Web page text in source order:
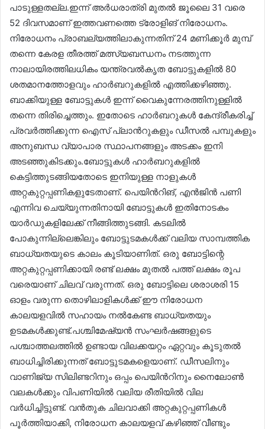
പാടുള്ളതല്ല.ഇന്ന് അർധരാത്രി മുതൽ ജൂലൈ 31 വരെ
52 ദിവസമാണ് ഇത്തവണത്തെ ട്രോളിങ് നിരോധനം.
നിരോധനം പ്രാബല്യത്തിലാകുന്നതിന് 24 മണിക്കൂർ മുമ്പ്
തന്നെ കേരള തീരത്ത് മത്സ്യബന്ധനം നടത്തുന്ന
നാലായിരത്തിലധികം യന്ത്രവൽകൃത ബോട്ടുകളിൽ 80
ശതമാനത്തോളവും ഹാർബറുകളിൽ എത്തിക്കഴിഞ്ഞു.
ബാക്കിയുള്ള ബോട്ടുകൾ ഇന്ന് വൈകുന്നേരത്തിനുള്ളിൽ
തന്നെ തിരിച്ചെത്തും. ഇതോടെ ഹാർബറുകൾ കേന്ദ്രീകരിച്ച്
പ്രവർത്തിക്കുന്ന ഐസ് പ്ലാൻറുകളും ഡീസൽ പമ്പുകളും
അനുബന്ധ വ്യാപാര സ്ഥാപനങ്ങളും അടക്കം ഇനി
അടഞ്ഞുകിടക്കും.ബോട്ടുകൾ ഹാർബറുകളിൽ
കെട്ടിത്തുടങ്ങിയതോടെ ഇനിയുള്ള നാളുകൾ
അറ്റകുറ്റപ്പണികളുടേതാണ്. പെയിൻറിങ്, എൻജിൻ പണി
എന്നിവ ചെയ്യുന്നതിനായി ബോട്ടുകൾ ഇതിനോടകം
യാർഡുകളിലേക്ക് നീങ്ങിത്തുടങ്ങി. കടലിൽ
പോകുന്നില്ലെങ്കിലും ബോട്ടുടമകൾക്ക് വലിയ സാമ്പത്തിക
ബാധ്യതയുടെ കാലം കൂടിയാണിത്. ഒരു ബോട്ടിന്റെ
അറ്റകുറ്റപ്പണിക്കായി രണ്ട് ലക്ഷം മുതൽ പത്ത് ലക്ഷം രൂപ
വരെയാണ് ചിലവ് വരുന്നത്. ഒരു ബോട്ടിലെ ശരാശരി 15
ഓളം വരുന്ന തൊഴിലാളികൾക്ക് ഈ നിരോധന
കാലയളവിൽ സഹായം നൽകേണ്ട ബാധ്യതയും
ഉടമകൾക്കുണ്ട്.പശ്ചിമേഷ്യൻ സംഘർഷങ്ങളുടെ
പശ്ചാത്തലത്തിൽ ഉണ്ടായ വിലക്കയറ്റം ഏറ്റവും കൂടുതൽ
ബാധിച്ചിരിക്കുന്നത് ബോട്ടുടമകളെയാണ്. ഡീസലിനും
വാണിജ്യ സിലിണ്ടറിനും ഒപ്പം പെയിൻറിനും നൈലോൺ
വലകൾക്കും വിപണിയിൽ വലിയ രീതിയിൽ വില
വർധിച്ചിട്ടുണ്ട്. വൻതുക ചിലവാക്കി അറ്റകുറ്റപ്പണികൾ
പൂർത്തിയാക്കി, നിരോധന കാലയളവ് കഴിഞ്ഞ് വീണ്ടും